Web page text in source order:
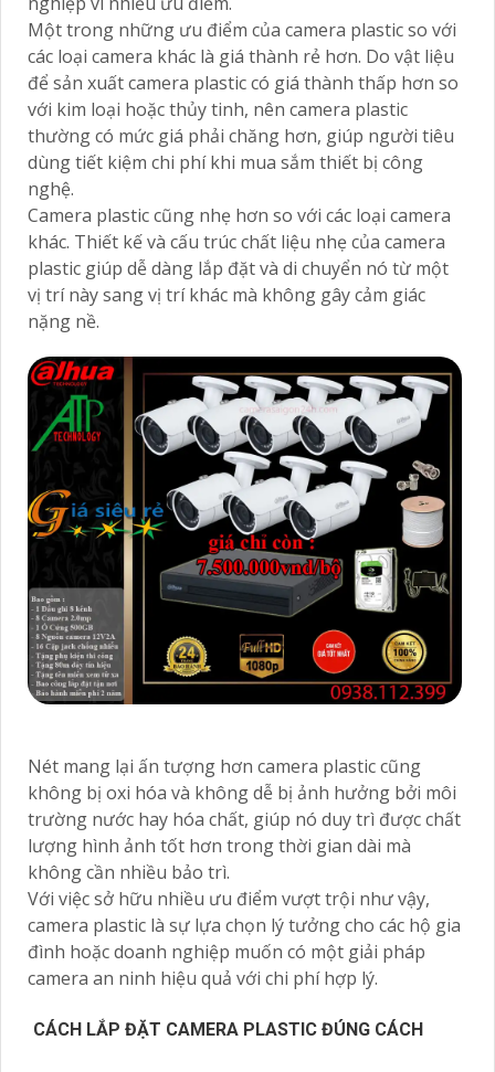
Một trong những ưu điểm của camera plastic so với
các loại camera khác là giá thành rẻ hơn. Do vật liệu
để sản xuất camera plastic có giá thành thấp hơn so
với kim loại hoặc thủy tinh, nên camera plastic
thường có mức giá phải chăng hơn, giúp người tiêu
dùng tiết kiệm chi phí khi mua sắm thiết bị công
nghệ.
Camera plastic cũng nhẹ hơn so với các loại camera
khác. Thiết kế và cấu trúc chất liệu nhẹ của camera
plastic giúp dễ dàng lắp đặt và di chuyển nó từ một
vị trí này sang vị trí khác mà không gây cảm giác
nặng nề.
Nét mang lại ấn tượng hơn camera plastic cũng
không bị oxi hóa và không dễ bị ảnh hưởng bởi môi
trường nước hay hóa chất, giúp nó duy trì được chất
lượng hình ảnh tốt hơn trong thời gian dài mà
không cần nhiều bảo trì.
Với việc sở hữu nhiều ưu điểm vượt trội như vậy,
camera plastic là sự lựa chọn lý tưởng cho các hộ gia
đình hoặc doanh nghiệp muốn có một giải pháp
camera an ninh hiệu quả với chi phí hợp lý.
CÁCH LẮP ĐẶT CAMERA PLASTIC ĐÚNG CÁCH